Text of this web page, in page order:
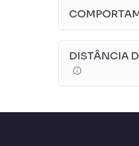
DISTÂNCIA